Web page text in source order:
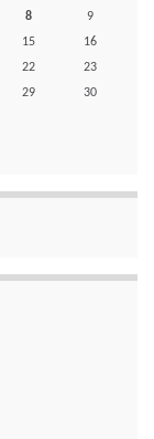
8
9
15
16
22
23
29
30